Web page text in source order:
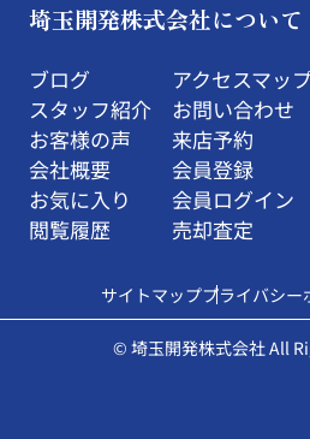
埼玉開発株式会社について
ブログ
スタッフ紹介
お客様の声
会社概要
お気に入り
閲覧履歴
アクセスマッ
お問い合わせ
来店予約
会員登録
会員ログイン
売却査定
サイトマッププライバシー
© 埼玉開発株式会社 All